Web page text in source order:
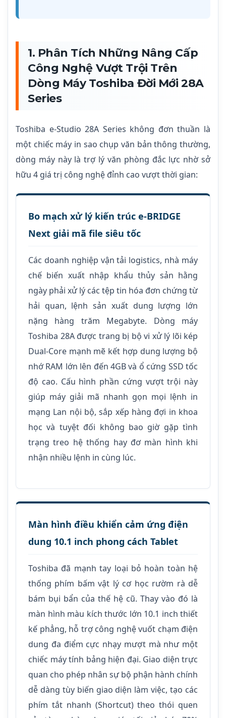
1. Phân Tích Những Nâng Cấp
Công Nghệ Vượt Trội Trên
Dòng Máy Toshiba Đời Mới 28A
Series
Toshiba e-Studio 28A Series không đơn thuần là
một chiếc máy in sao chụp văn bản thông thường,
dòng máy này là trợ lý văn phòng đắc lực nhờ sở
hữu 4 giá trị công nghệ đỉnh cao vượt thời gian:
Bo mạch xử lý kiến trúc e-BRIDGE
Next giải mã file siêu tốc
Các doanh nghiệp vận tải logistics, nhà máy
chế biến xuất nhập khẩu thủy sản hằng
ngày phải xử lý các tệp tin hóa đơn chứng từ
hải quan, lệnh sản xuất dung lượng lớn
nặng hàng trăm Megabyte. Dòng máy
Toshiba 28A được trang bị bộ vi xử lý lõi kép
Dual-Core mạnh mẽ kết hợp dung lượng bộ
nhớ RAM lớn lên đến 4GB và ổ cứng SSD tốc
độ cao. Cấu hình phần cứng vượt trội này
giúp máy giải mã nhanh gọn mọi lệnh in
mạng Lan nội bộ, sắp xếp hàng đợi in khoa
học và tuyệt đối không bao giờ gặp tình
trạng treo hệ thống hay đơ màn hình khi
nhận nhiều lệnh in cùng lúc.
Màn hình điều khiển cảm ứng điện
dung 10.1 inch phong cách Tablet
Toshiba đã mạnh tay loại bỏ hoàn toàn hệ
thống phím bấm vật lý cơ học rườm rà dễ
bám bụi bẩn của thế hệ cũ. Thay vào đó là
màn hình màu kích thước lớn 10.1 inch thiết
kế phẳng, hỗ trợ công nghệ vuốt chạm điện
dung đa điểm cực nhạy mượt mà như một
chiếc máy tính bảng hiện đại. Giao diện trực
quan cho phép nhân sự bộ phận hành chính
dễ dàng tùy biến giao diện làm việc, tạo các
phím tắt nhanh (Shortcut) theo thói quen